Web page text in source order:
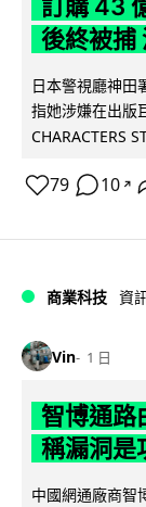
訂購 43
後終被捕
日本警視廳神田
指她涉嫌在出版
CHARACTERS
79 10 ↗
商業科技 資
Vin 1 日
智博通路
稱漏洞是
中國網通廠商